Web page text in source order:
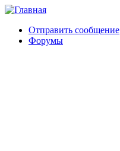
Отправить сообщение
Форумы